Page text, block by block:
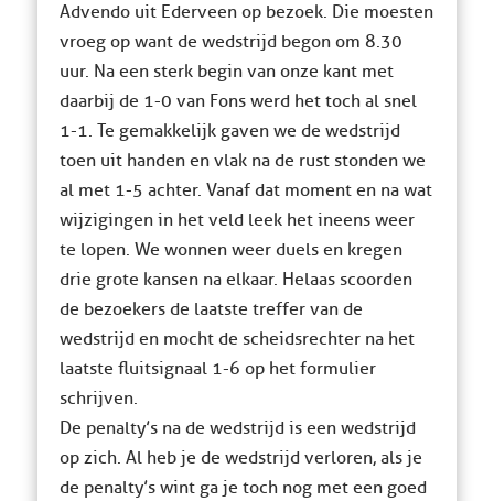
Advendo uit Ederveen op bezoek. Die moesten
vroeg op want de wedstrijd begon om 8.30
uur. Na een sterk begin van onze kant met
daarbij de 1-0 van Fons werd het toch al snel
1-1. Te gemakkelijk gaven we de wedstrijd
toen uit handen en vlak na de rust stonden we
al met 1-5 achter. Vanaf dat moment en na wat
wijzigingen in het veld leek het ineens weer
te lopen. We wonnen weer duels en kregen
drie grote kansen na elkaar. Helaas scoorden
de bezoekers de laatste treffer van de
wedstrijd en mocht de scheidsrechter na het
laatste fluitsignaal 1-6 op het formulier
schrijven.
De penalty’s na de wedstrijd is een wedstrijd
op zich. Al heb je de wedstrijd verloren, als je
de penalty’s wint ga je toch nog met een goed